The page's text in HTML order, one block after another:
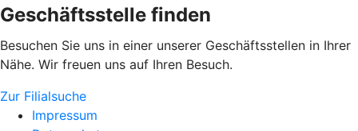
Geschäftsstelle finden
Besuchen Sie uns in einer unserer Geschäftsstellen in Ihrer
Nähe. Wir freuen uns auf Ihren Besuch.
Zur Filialsuche
Impressum